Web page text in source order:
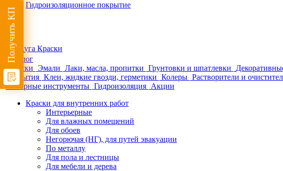
Получить КП
Гидроизоляционное покрытие
Каталог
Краски Эмали Лаки, масла, пропитки Грунтовки и шпатлевки
покрытия Клеи, жидкие гвозди, герметики Колеры Растворители и
Малярные инструменты Гидроизоляция Акции
Краски для внутренних работ
Интерьерные
Для влажных помещений
Для обоев
Негорючая (НГ), для путей эвакуации
По металлу
Для пола и лестницы
Для мебели и дерева